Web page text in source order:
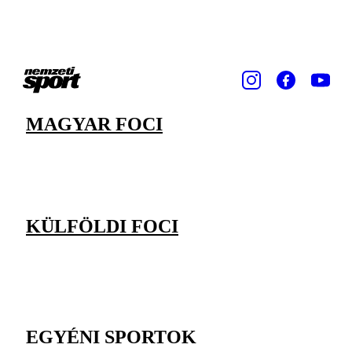
MAGYAR FOCI
KÜLFÖLDI FOCI
EGYÉNI SPORTOK